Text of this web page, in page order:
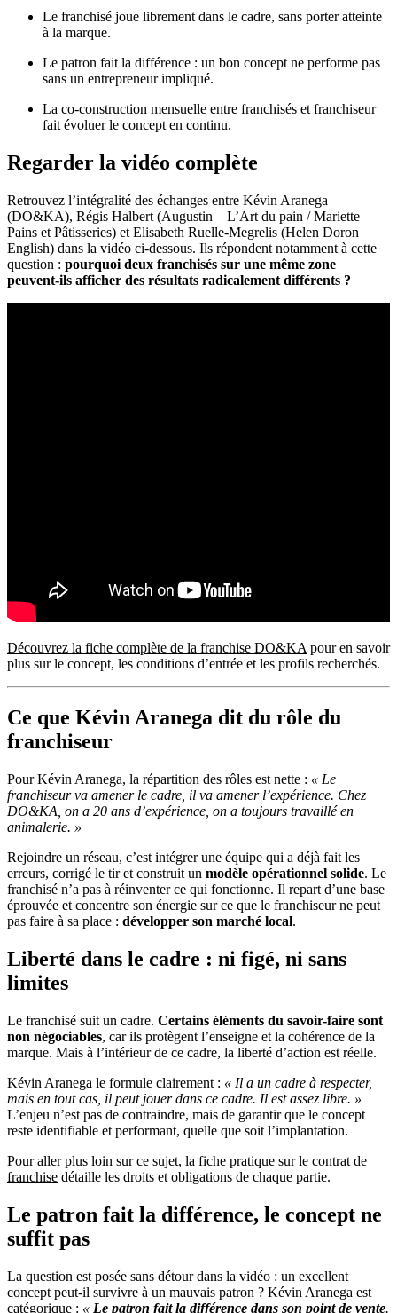
Le franchisé joue librement dans le cadre, sans porter atteinte
à la marque.
Le patron fait la différence : un bon concept ne performe pas
sans un entrepreneur impliqué.
La co-construction mensuelle entre franchisés et franchiseur
fait évoluer le concept en continu.
Regarder la vidéo complète
Retrouvez l’intégralité des échanges entre Kévin Aranega
(DO&KA), Régis Halbert (Augustin – L’Art du pain / Mariette –
Pains et Pâtisseries) et Elisabeth Ruelle-Megrelis (Helen Doron
English) dans la vidéo ci-dessous. Ils répondent notamment à cette
question : pourquoi deux franchisés sur une même zone
peuvent-ils afficher des résultats radicalement différents ?
Découvrez la fiche complète de la franchise DO&KA pour en savoir
plus sur le concept, les conditions d’entrée et les profils recherchés.
Ce que Kévin Aranega dit du rôle du
franchiseur
Pour Kévin Aranega, la répartition des rôles est nette : « Le
franchiseur va amener le cadre, il va amener l’expérience. Chez
DO&KA, on a 20 ans d’expérience, on a toujours travaillé en
animalerie. »
Rejoindre un réseau, c’est intégrer une équipe qui a déjà fait les
erreurs, corrigé le tir et construit un modèle opérationnel solide. Le
franchisé n’a pas à réinventer ce qui fonctionne. Il repart d’une base
éprouvée et concentre son énergie sur ce que le franchiseur ne peut
pas faire à sa place : développer son marché local.
Liberté dans le cadre : ni figé, ni sans
limites
Le franchisé suit un cadre. Certains éléments du savoir-faire sont
non négociables, car ils protègent l’enseigne et la cohérence de la
marque. Mais à l’intérieur de ce cadre, la liberté d’action est réelle.
Kévin Aranega le formule clairement : « Il a un cadre à respecter,
mais en tout cas, il peut jouer dans ce cadre. Il est assez libre. »
L’enjeu n’est pas de contraindre, mais de garantir que le concept
reste identifiable et performant, quelle que soit l’implantation.
Pour aller plus loin sur ce sujet, la fiche pratique sur le contrat de
franchise détaille les droits et obligations de chaque partie.
Le patron fait la différence, le concept ne
suffit pas
La question est posée sans détour dans la vidéo : un excellent
concept peut-il survivre à un mauvais patron ? Kévin Aranega est
catégorique : « Le patron fait la différence dans son point de vente.